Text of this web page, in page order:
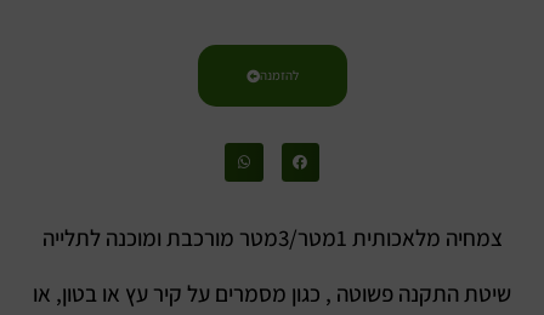
להזמנה
צמחיה מלאכותית 1מטר/3מטר מורכבת ומוכנה לתלייה
שיטת התקנה פשוטה , כגון מסמרים על קיר עץ או בטון, או